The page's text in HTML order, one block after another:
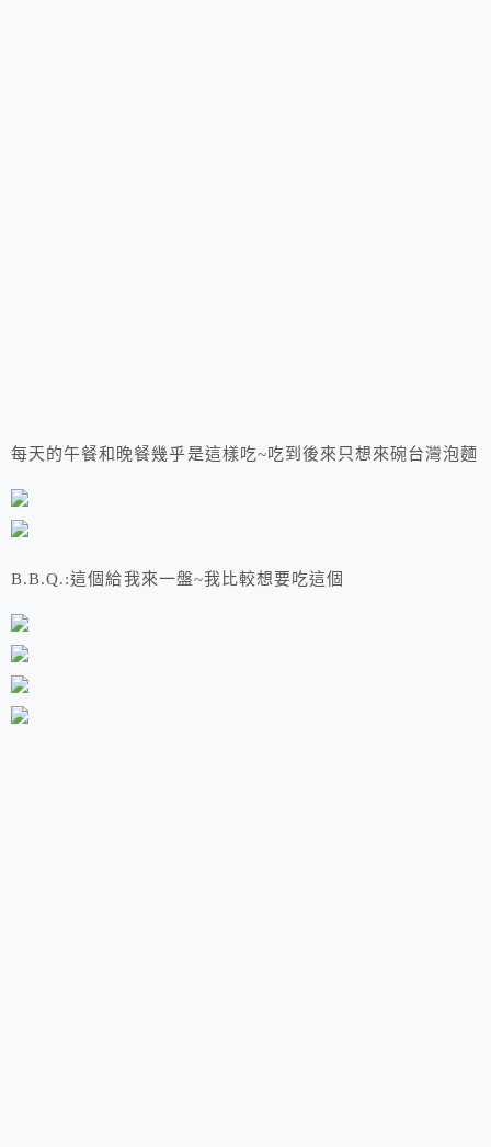
每天的午餐和晚餐幾乎是這樣吃~吃到後來只想來碗台灣泡麵
B.B.Q.:這個給我來一盤~我比較想要吃這個